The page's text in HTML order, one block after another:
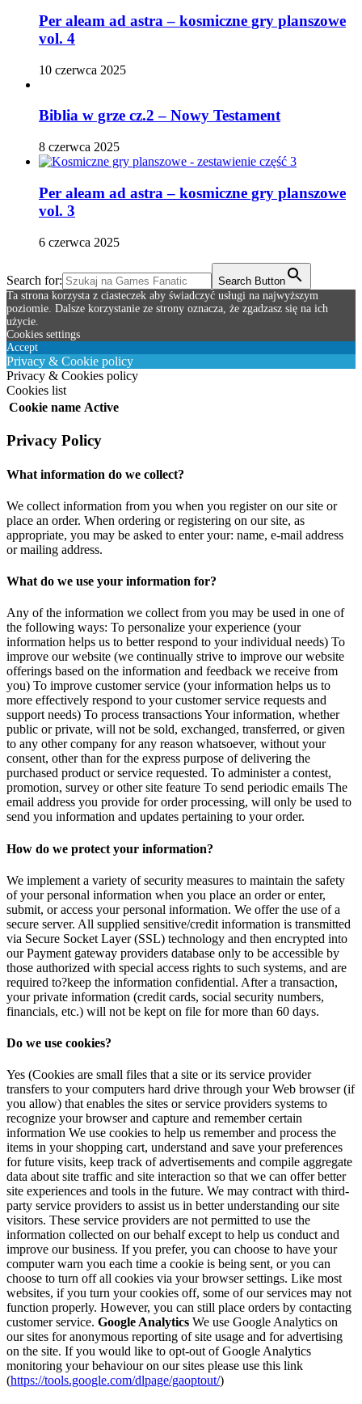
Per aleam ad astra – kosmiczne gry planszowe
vol. 4
10 czerwca 2025
Biblia w grze cz.2 – Nowy Testament
8 czerwca 2025
Per aleam ad astra – kosmiczne gry planszowe
vol. 3
6 czerwca 2025
Search for:
Search Button
Ta strona korzysta z ciasteczek aby świadczyć usługi na najwyższym
poziomie. Dalsze korzystanie ze strony oznacza, że zgadzasz się na ich
użycie.
Cookies settings
Accept
Privacy & Cookie policy
Privacy & Cookies policy
Cookies list
Cookie name Active
Privacy Policy
What information do we collect?
We collect information from you when you register on our site or
place an order. When ordering or registering on our site, as
appropriate, you may be asked to enter your: name, e-mail address
or mailing address.
What do we use your information for?
Any of the information we collect from you may be used in one of
the following ways: To personalize your experience (your
information helps us to better respond to your individual needs) To
improve our website (we continually strive to improve our website
offerings based on the information and feedback we receive from
you) To improve customer service (your information helps us to
more effectively respond to your customer service requests and
support needs) To process transactions Your information, whether
public or private, will not be sold, exchanged, transferred, or given
to any other company for any reason whatsoever, without your
consent, other than for the express purpose of delivering the
purchased product or service requested. To administer a contest,
promotion, survey or other site feature To send periodic emails The
email address you provide for order processing, will only be used to
send you information and updates pertaining to your order.
How do we protect your information?
We implement a variety of security measures to maintain the safety
of your personal information when you place an order or enter,
submit, or access your personal information. We offer the use of a
secure server. All supplied sensitive/credit information is transmitted
via Secure Socket Layer (SSL) technology and then encrypted into
our Payment gateway providers database only to be accessible by
those authorized with special access rights to such systems, and are
required to?keep the information confidential. After a transaction,
your private information (credit cards, social security numbers,
financials, etc.) will not be kept on file for more than 60 days.
Do we use cookies?
Yes (Cookies are small files that a site or its service provider
transfers to your computers hard drive through your Web browser (if
you allow) that enables the sites or service providers systems to
recognize your browser and capture and remember certain
information We use cookies to help us remember and process the
items in your shopping cart, understand and save your preferences
for future visits, keep track of advertisements and compile aggregate
data about site traffic and site interaction so that we can offer better
site experiences and tools in the future. We may contract with third-
party service providers to assist us in better understanding our site
visitors. These service providers are not permitted to use the
information collected on our behalf except to help us conduct and
improve our business. If you prefer, you can choose to have your
computer warn you each time a cookie is being sent, or you can
choose to turn off all cookies via your browser settings. Like most
websites, if you turn your cookies off, some of our services may not
function properly. However, you can still place orders by contacting
customer service. Google Analytics We use Google Analytics on
our sites for anonymous reporting of site usage and for advertising
on the site. If you would like to opt-out of Google Analytics
monitoring your behaviour on our sites please use this link
(https://tools.google.com/dlpage/gaoptout/)